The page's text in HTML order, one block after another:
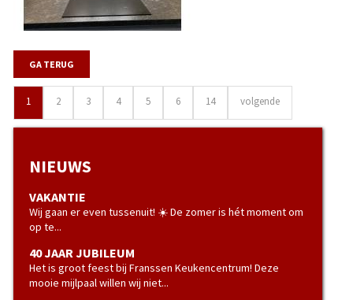
GA TERUG
1 2 3 4 5 6 14 volgende
NIEUWS
VAKANTIE
Wij gaan er even tussenuit! ☀️ De zomer is hét moment om
op te...
40 JAAR JUBILEUM
Het is groot feest bij Franssen Keukencentrum! Deze
mooie mijlpaal willen wij niet...